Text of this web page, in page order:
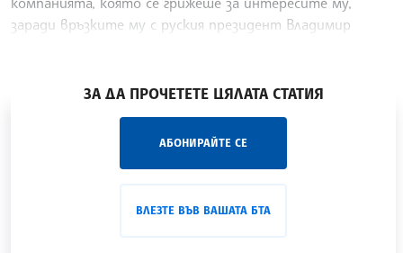
заради връзките му с руския президент Владимир
ЗА ДА ПРОЧЕТЕТЕ ЦЯЛАТА СТАТИЯ
АБОНИРАЙТЕ СЕ
ВЛЕЗТЕ ВЪВ ВАШАТА БТА
„Час ЛИК“ на БТА е мястото за срещи отблизо с